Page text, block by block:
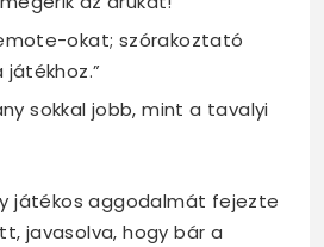
okat; szórakoztató
sokkal jobb, mint a tavalyi
játékos aggodalmát fejezte
javasolva, hogy bár a